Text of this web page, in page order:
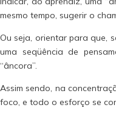
mesmo tempo, sugerir o
Ou seja, orientar para que,
uma seqüência de
“âncora”.
Assim sendo, na
foco, e todo o esforço se